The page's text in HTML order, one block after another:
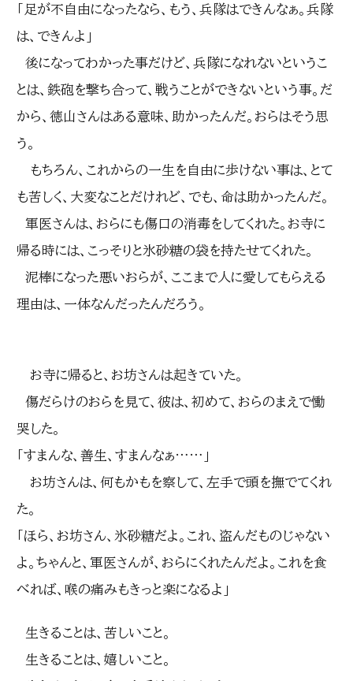
「足が不自由になったなら、もう、兵隊はできんなぁ。兵隊
は、できんよ」
後になってわかった事だけど、兵隊になれないというこ
とは、鉄砲を撃ち合って、戦うことができないという事。だ
から、徳山さんはある意味、助かったんだ。おらはそう思
う。
もちろん、これからの一生を自由に歩けない事は、とて
も苦しく、大変なことだけれど、でも、命は助かったんだ。
軍医さんは、おらにも傷口の消毒をしてくれた。お寺に
帰る時には、こっそりと氷砂糖の袋を持たせてくれた。
泥棒になった悪いおらが、ここまで人に愛してもらえる
理由は、一体なんだったんだろう。
お寺に帰ると、お坊さんは起きていた。
傷だらけのおらを見て、彼は、初めて、おらのまえで慟
哭した。
「すまんな、善生、すまんなぁ……」
お坊さんは、何もかもを察して、左手で頭を撫でてくれ
た。
「ほら、お坊さん、氷砂糖だよ。これ、盗んだものじゃない
よ。ちゃんと、軍医さんが、おらにくれたんだよ。これを食
べれば、喉の痛みもきっと楽になるよ」
生きることは、苦しいこと。
生きることは、嬉しいこと。